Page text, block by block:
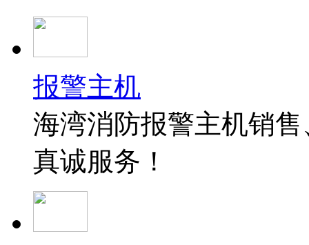
报警主机
海湾消防报警主机销
真诚服务！